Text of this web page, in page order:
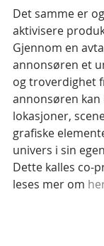
Det samme er
aktivisere
Gjennom en
annonsøren et
og troverdighet
annonsøren
lokasjoner,
grafiske
univers i sin
Dette kalles co-
leses mer om